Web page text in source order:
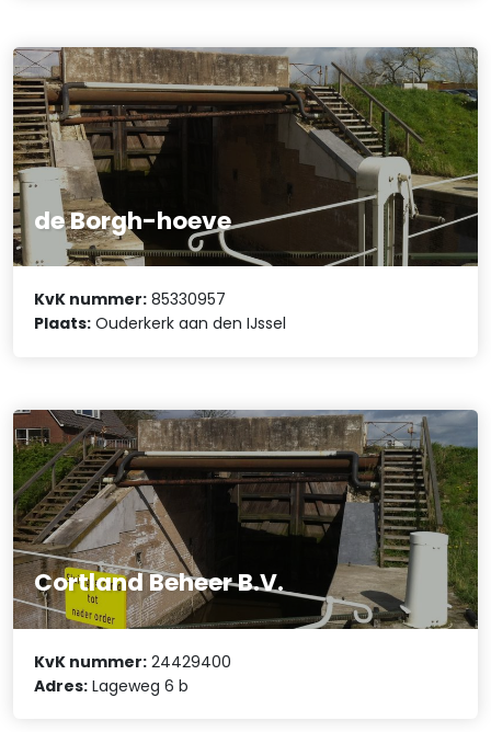
de Borgh-hoeve
KvK nummer: 85330957
Plaats: Ouderkerk aan den IJssel
Cortland Beheer B.V.
KvK nummer: 24429400
Adres: Lageweg 6 b